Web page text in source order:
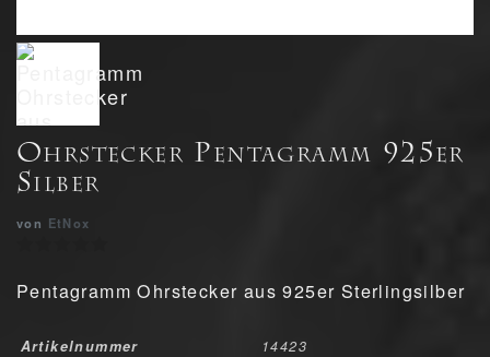
Ohrstecker Pentagramm 925er
Silber
von EtNox
Pentagramm Ohrstecker aus 925er Sterlingsilber
Artikelnummer 14423